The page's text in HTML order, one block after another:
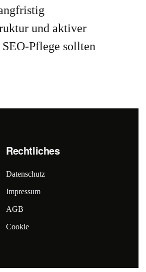
und aktiver
Pflege sollten
Rechtliches
Datenschutz
Impressum
AGB
Cookie